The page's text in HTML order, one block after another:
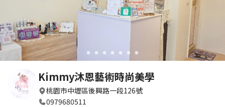
circle circle circle circle circle circle circle
Kimmy沐恩藝術時尚美學
桃園市中壢區後興路一段126號
0979680511